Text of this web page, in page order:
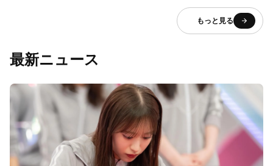
もっと見る
最新ニュース